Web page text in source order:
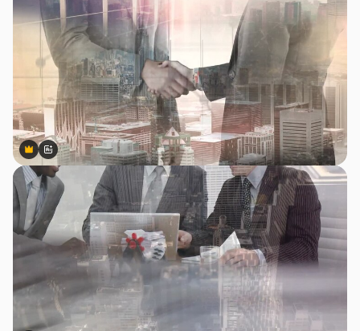
Premium
Premium
สร้างขึ้นโดย AI